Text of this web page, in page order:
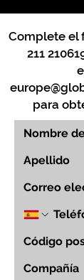
Complete el
211
para